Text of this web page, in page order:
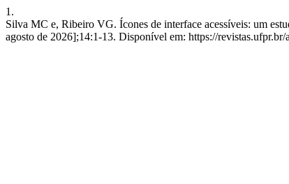
1.
Silva MC e, Ribeiro VG. Ícones de interface acessíveis: um
agosto de 2026];14:1-13. Disponível em: https://